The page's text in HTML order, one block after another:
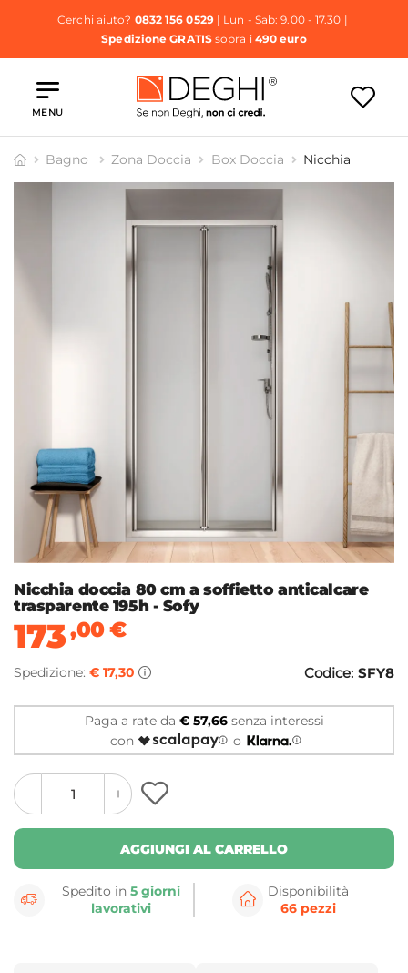
Cerchi aiuto? 0832 156 0529| Lun - Sab: 9.00 - 17.30 |
Spedizione GRATISsopra i 490 euro
MENU
Bagno Zona Doccia Box Doccia Nicchia
Nicchia doccia 80 cm a soffietto anticalcare
trasparente 195h - Sofy
173,00€
Spedizione: € 17,30 Codice: SFY8
Paga a rate da € 57,66senza interessi
con
o
quantity
button
quantity
minus
button
AGGIUNGI AL CARRELLO
Spedito in5 giorni
lavorativi
Disponibilità
66 pezzi